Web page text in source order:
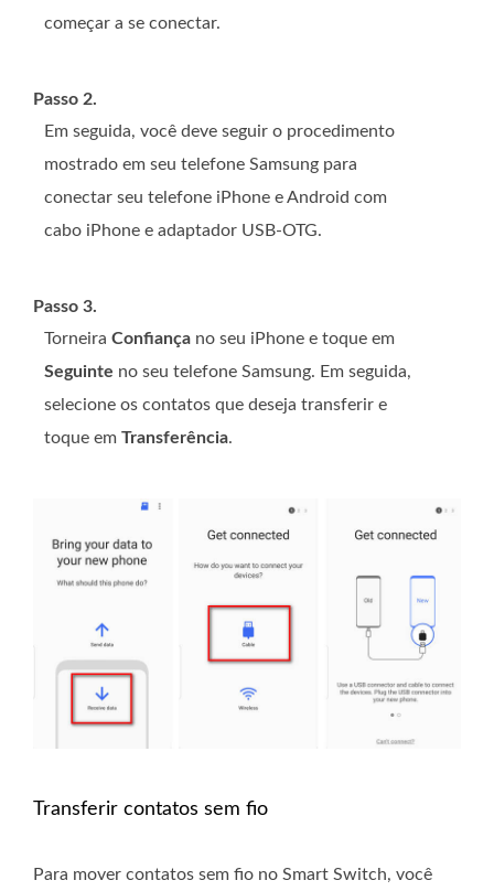
começar a se conectar.
Passo 2.
Em seguida, você deve seguir o procedimento
mostrado em seu telefone Samsung para
conectar seu telefone iPhone e Android com
cabo iPhone e adaptador USB-OTG.
Passo 3.
Torneira Confiança no seu iPhone e toque em
Seguinte no seu telefone Samsung. Em seguida,
selecione os contatos que deseja transferir e
toque em Transferência.
Transferir contatos sem fio
Para mover contatos sem fio no Smart Switch, você